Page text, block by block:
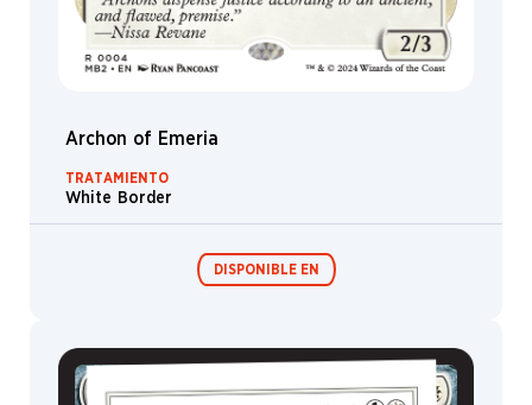
Arconte
Portal
Armored
Oufé
Bestia
Bosque
Archon of Emeria
TRATAMIENTO
White Border
DISPONIBLE EN
Box